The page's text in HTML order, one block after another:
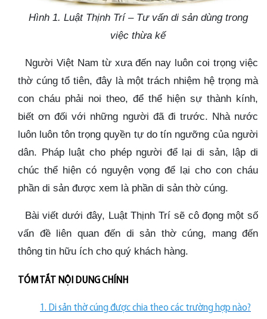
Hình 1. Luật Thịnh Trí – Tư vấn di sản dùng trong
việc thừa kế
Người Việt Nam từ xưa đến nay luôn coi trọng việc
thờ cúng tổ tiên, đây là một trách nhiệm hệ trọng mà
con cháu phải noi theo, để thể hiện sự thành kính,
biết ơn đối với những người đã đi trước. Nhà nước
luôn luôn tôn trọng quyền tự do tín ngưỡng của người
dân. Pháp luật cho phép người để lại di sản, lập di
chúc thể hiện có nguyện vọng để lại cho con cháu
phần di sản được xem là phần di sản thờ cúng.
Bài viết dưới đây, Luật Thịnh Trí sẽ cô đọng một số
vấn đề liên quan đến di sản thờ cúng, mang đến
thông tin hữu ích cho quý khách hàng.
TÓM TẮT NỘI DUNG CHÍNH
1. Di sản thờ cúng được chia theo các trường hợp nào?